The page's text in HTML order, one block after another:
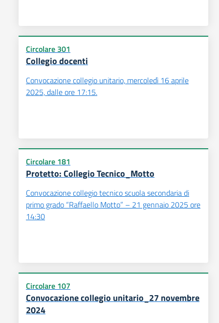
Circolare 301
Collegio docenti
Convocazione collegio unitario, mercoledì 16 aprile
2025, dalle ore 17:15.
Circolare 181
Protetto: Collegio Tecnico_Motto
Convocazione collegio tecnico scuola secondaria di
primo grado “Raffaello Motto” – 21 gennaio 2025 ore
14:30
Circolare 107
Convocazione collegio unitario_27 novembre
2024